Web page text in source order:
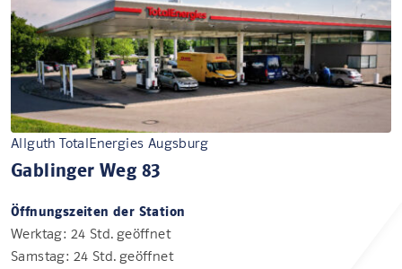
Allguth TotalEnergies Augsburg
Gablinger Weg 83
Öffnungszeiten der Station
Werktag: 24 Std. geöffnet
Samstag: 24 Std. geöffnet